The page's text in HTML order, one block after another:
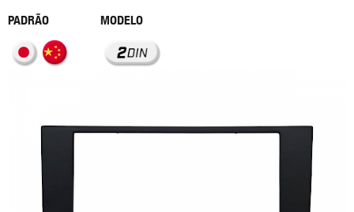
PADRÃO MODELO